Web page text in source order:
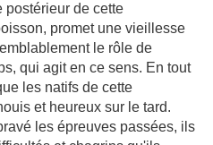
de cette
promet une vieillesse
le rôle de
qui agit en ce sens. En tout
les natifs de cette
et heureux sur le tard.
les épreuves passées, ils